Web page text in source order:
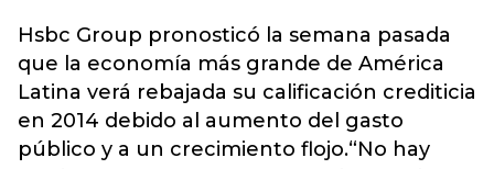
Hsbc Group pronosticó la semana pasada
que la economía más grande de América
Latina verá rebajada su calificación crediticia
en 2014 debido al aumento del gasto
público y a un crecimiento flojo.“No hay